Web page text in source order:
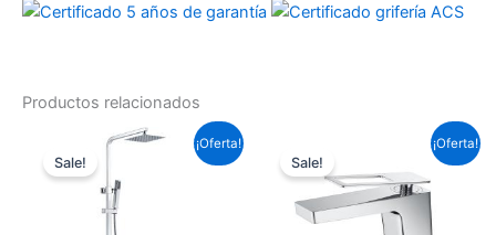
Productos relacionados
¡Oferta!
Sale!
El
era:
286,77 €.
precio
¡Oferta!
Sale!
original
era:
99,22 €.
precio
es:
73,45 €.